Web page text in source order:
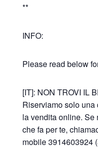
**
INFO:
Please read below
[IT]: NON TROVI IL
Riserviamo solo una
la vendita online.
che fa per te,
mobile 3914603924